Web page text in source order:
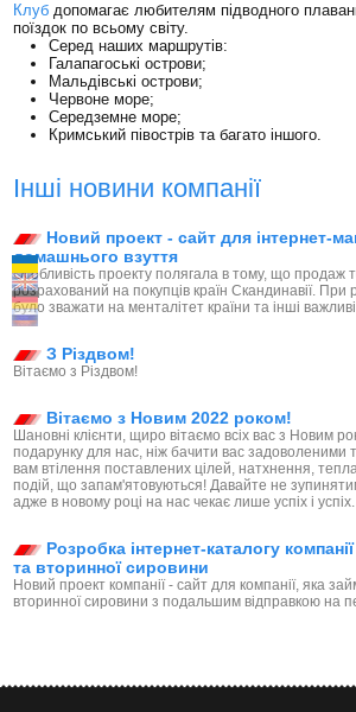
Клуб допомагає любителям підводного
поїздок по всьому світу.
Серед наших маршрутів:
Галапагоські острови;
Мальдівські острови;
Червоне море;
Середземне море;
Кримський півострів та багато іншого.
Інші новини компанії
Новий проект - сайт для інтернет-
домашнього взуття
Особливість проекту полягала в тому, що продаж
розрахований на покупців країн Скандинавії. При
було зважати на менталітет країни та інші
З Різдвом!
Вітаємо з Різдвом!
Вітаємо з Новим 2022 роком!
Шановні клієнти, щиро вітаємо всіх вас з Новим
подарунку для нас, ніж бачити вас
вам втілення поставлених цілей, натхнення,
подій, що запам'ятовуються! Давайте не
адже в новому році на нас чекає лише успіх і
Розробка інтернет-каталогу
та вторинної сировини
Новий проект компанії - сайт для компанії, яка
вторинної сировини з подальшим відправкою на